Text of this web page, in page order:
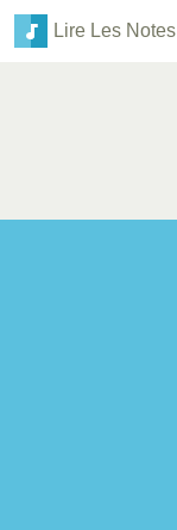
Lire Les Notes